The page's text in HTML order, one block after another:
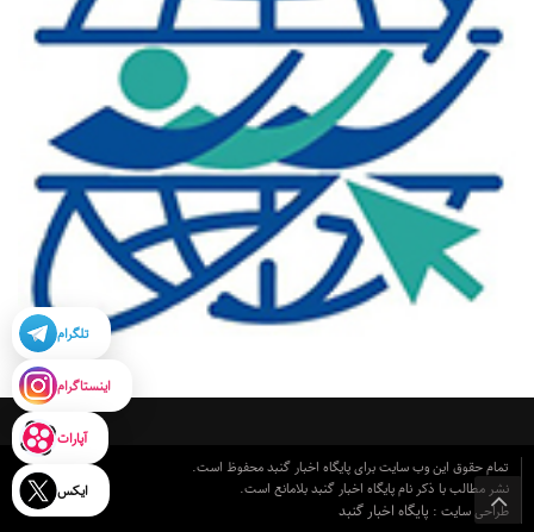
تمام حقوق این وب سایت برای پایگاه اخبار گنبد محفوظ است.
نشر مطالب با ذکر نام پایگاه اخبار گنبد بلامانع است.
طراحی سایت : پایگاه اخبار گنبد
تلگرام
اینستاگرام
آپارات
ایکس